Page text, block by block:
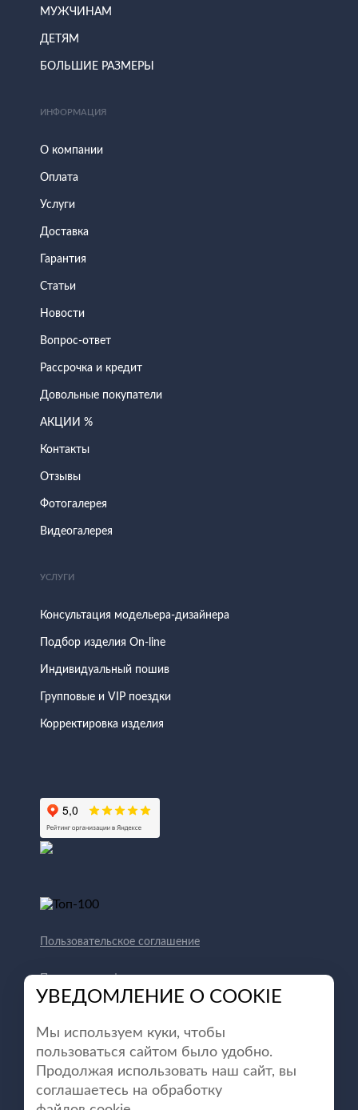
МУЖЧИНАМ
ДЕТЯМ
БОЛЬШИЕ РАЗМЕРЫ
ИНФОРМАЦИЯ
О компании
Оплата
Услуги
Доставка
Гарантия
Статьи
Новости
Вопрос-ответ
Рассрочка и кредит
Довольные покупатели
АКЦИИ %
Контакты
Отзывы
Фотогалерея
Видеогалерея
УСЛУГИ
Консультация модельера-дизайнера
Подбор изделия On-line
Индивидуальный пошив
Групповые и VIP поездки
Корректировка изделия
Пользовательское соглашение
Политика конфиденциальности
УВЕДОМЛЕНИЕ О COOKIE
Мы используем куки, чтобы
пользоваться сайтом было удобно.
Продолжая использовать наш сайт, вы
соглашаетесь на обработку